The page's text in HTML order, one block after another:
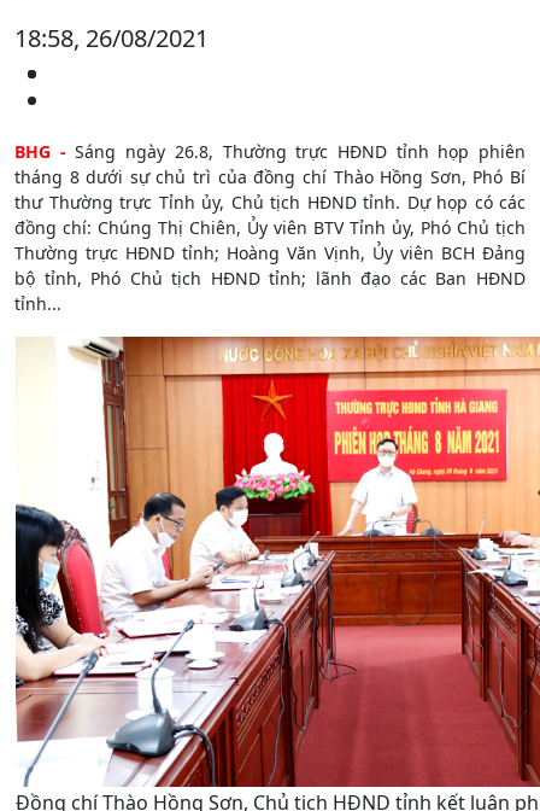
18:58, 26/08/2021
BHG -Sáng ngày 26.8, Thường trực HĐND tỉnh họp phiên
tháng 8 dưới sự chủ trì của đồng chí Thào Hồng Sơn, Phó Bí
thư Thường trực Tỉnh ủy, Chủ tịch HĐND tỉnh. Dự họp có các
đồng chí: Chúng Thị Chiên, Ủy viên BTV Tỉnh ủy, Phó Chủ tịch
Thường trực HĐND tỉnh; Hoàng Văn Vịnh, Ủy viên BCH Đảng
bộ tỉnh, Phó Chủ tịch HĐND tỉnh; lãnh đạo các Ban HĐND
tỉnh...
Đồng chí Thào Hồng Sơn, Chủ tịch HĐND tỉnh kết luận